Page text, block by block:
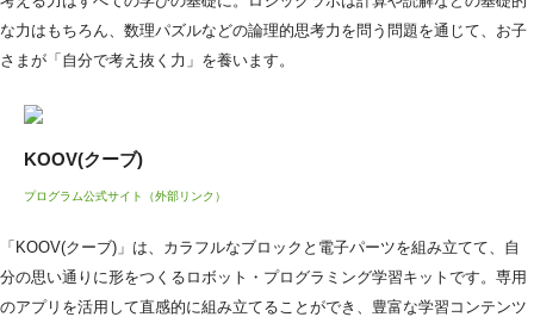
な力はもちろん、数理パズルなどの論理的思考力を問う問題を通じて、お子
さまが「自分で考え抜く力」を養います。
KOOV(クーブ)
プログラム公式サイト（外部リンク）
「KOOV(クーブ)」は、カラフルなブロックと電子パーツを組み立てて、自
分の思い通りに形をつくるロボット・プログラミング学習キットです。専用
のアプリを活用して直感的に組み立てることができ、豊富な学習コンテンツ